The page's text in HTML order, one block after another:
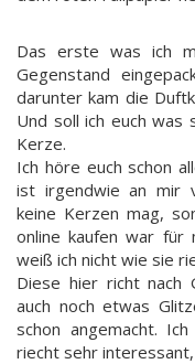
Das erste was ich
Gegenstand
darunter kam die
Und soll ich euch was
Kerze.
Ich höre euch schon
ist irgendwie an mir
keine Kerzen mag,
online kaufen war für
weiß ich nicht wie sie
Diese hier richt
auch noch etwas
schon angemacht.
riecht sehr interessant,